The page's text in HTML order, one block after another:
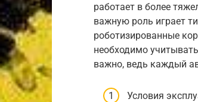
работает в более
важную роль играет
роботизированные
необходимо
важно, ведь каждый
Условия